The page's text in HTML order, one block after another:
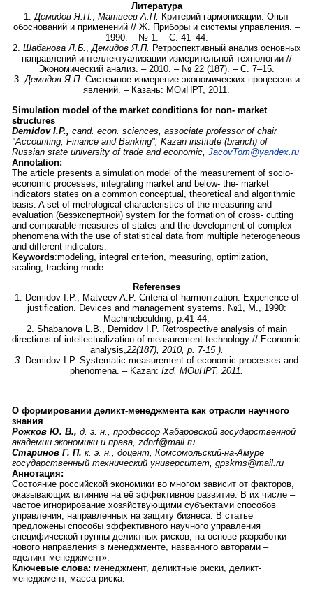
Литература
1.Демидов Я.П. , Матвеев А.П. Критерий гармонизации. Опыт
обоснований и применений // Ж. Приборы и системы управления. –
1990. – № 1. – С. 41–44.
2. Шабанова Л.Б. ,Демидов Я.П. Ретроспективный анализ основных
направлений интеллектуализации измерительной технологии //
Экономический анализ. – 2010. – № 22 (187). – С. 7–15.
3.Демидов Я.П. Системное измерение экономических процессов и
явлений. – Казань: МОиНРТ, 2011.
Simulation model of the market conditions for non- market
structures
Demidov I.P., cand. econ. sciences, associate professor of chair
"Accounting, Finance and Banking", Kazan institute (branch) of
Russian state university of trade and economic, JacovTom@yandex.ru
Annotation:
The article presents a simulation model of the measurement of socio-
economic processes, integrating market and below- the- market
indicators states on a common conceptual, theoretical and algorithmic
basis. A set of metrological characteristics of the measuring and
evaluation (безэкспертной) system for the formation of cross- cutting
and comparable measures of states and the development of complex
phenomena with the use of statistical data from multiple heterogeneous
and different indicators.
Keywords:modeling, integral criterion, measuring, optimization,
scaling, tracking mode.
Referenses
1. Demidov I.P., Matveev A.P. Criteria of harmonization. Experience of
justification. Devices and management systems. №1, М., 1990:
Machinebeulding, p.41-44.
2. Shabanova L.B., Demidov I.P. Retrospective analysis of main
directions of intellectualization of measurement technology // Economic
analysis,22(187), 2010, р. 7-15 ).
3. Demidov I.P. Systematic measurement of economic processes and
phenomena. – Kazan: Izd. МОиНРТ, 2011.
О формировании деликт-менеджмента как отрасли научного
знания
Рожков Ю. В., д. э. н., профессор Хабаровской государственной
академии экономики и права, zdnrf@mail.ru
Старинов Г. П. к. э. н., доцент, Комсомольский-на-Амуре
государственный технический университет, gpskms@mail.ru
Аннотация:
Состояние российской экономики во многом зависит от факторов,
оказывающих влияние на её эффективное развитие. В их числе –
частое игнорирование хозяйствующими субъектами способов
управления, направленных на защиту бизнеса. В статье
предложены способы эффективного научного управления
специфической группы деликтных рисков, на основе разработки
нового направления в менеджменте, названного авторами –
«деликт-менеджмент».
Ключевые слова: менеджмент, деликтные риски, деликт-
менеджмент, масса риска.